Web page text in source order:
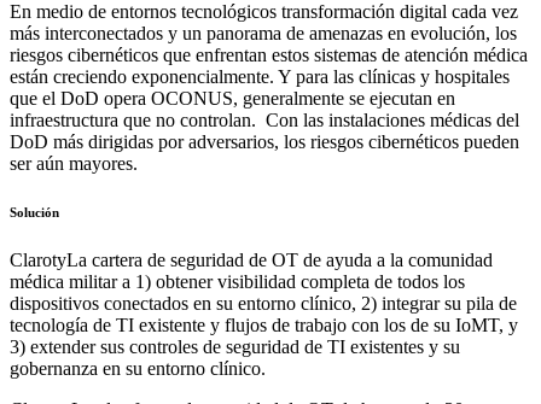
En medio de entornos tecnológicos transformación digital cada vez
más interconectados y un panorama de amenazas en evolución, los
riesgos cibernéticos que enfrentan estos sistemas de atención médica
están creciendo exponencialmente. Y para las clínicas y hospitales
que el DoD opera OCONUS, generalmente se ejecutan en
infraestructura que no controlan. Con las instalaciones médicas del
DoD más dirigidas por adversarios, los riesgos cibernéticos pueden
ser aún mayores.
Solución
ClarotyLa cartera de seguridad de OT de ayuda a la comunidad
médica militar a 1) obtener visibilidad completa de todos los
dispositivos conectados en su entorno clínico, 2) integrar su pila de
tecnología de TI existente y flujos de trabajo con los de su IoMT, y
3) extender sus controles de seguridad de TI existentes y su
gobernanza en su entorno clínico.